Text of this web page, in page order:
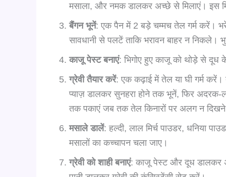
मसाला, और नमक डालकर अच्छे से मिलाएं। इस
बैंगन भूनें: एक पैन में 2 बड़े चम्मच तेल गर्म करें।
सावधानी से पलटें ताकि भरावन बाहर न
काजू पेस्ट बनाएं: भिगोए हुए काजू को थोड़े से दूध
ग्रेवी तैयार करें: एक कढ़ाई में तेल या घी गर्म करें।
प्याज़ डालकर सुनहरा होने तक भूनें, फिर
तक पकाएं जब तक तेल किनारों पर अलग न
मसाले डालें: हल्दी, लाल मिर्च पाउडर, धनिया
मसालों का कच्चापन चला जाए।
ग्रेवी को शाही बनाएं: काजू पेस्ट और दूध डालकर